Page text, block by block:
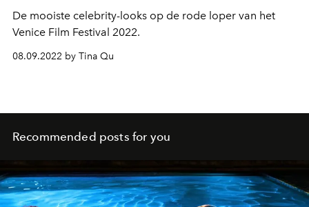
De mooiste celebrity-looks op de rode loper van het
Venice Film Festival 2022.
08.09.2022 by Tina Qu
Recommended posts for you